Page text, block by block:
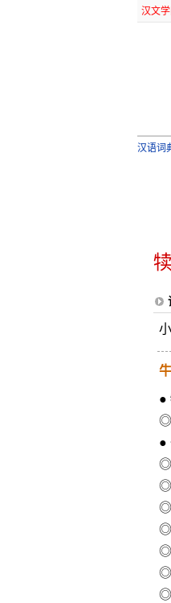
汉文学
汉语词
●
◎
●
◎
◎
◎
◎
◎
◎
◎